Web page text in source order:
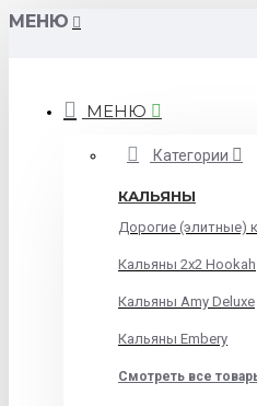
МЕНЮ
МЕНЮ
Категории
КАЛЬЯНЫ
Дорогие (элитные)
Кальяны 2х2 Hookah
Кальяны Amy Deluxe
Кальяны Embery
Смотреть все